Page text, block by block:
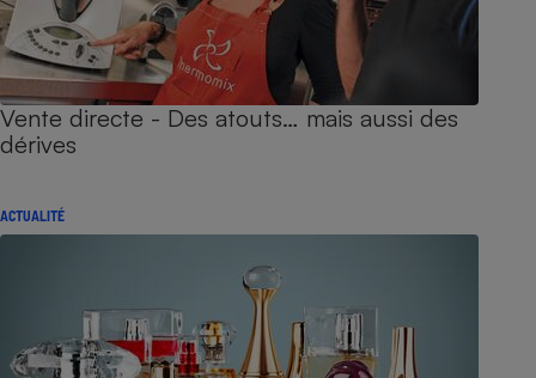
Vente directe - Des atouts… mais aussi des
dérives
ACTUALITÉ